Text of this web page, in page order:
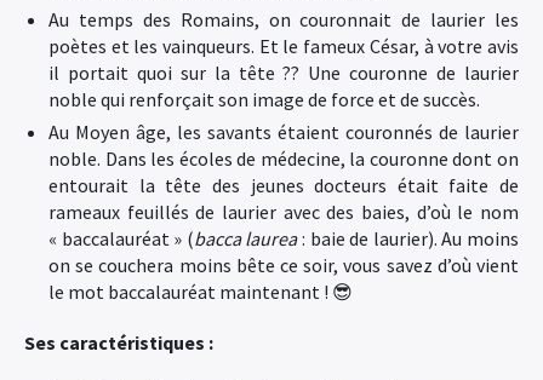
Au temps des Romains, on couronnait de laurier les
poètes et les vainqueurs. Et le fameux César, à votre avis
il portait quoi sur la tête ?? Une couronne de laurier
noble qui renforçait son image de force et de succès.
Au Moyen âge, les savants étaient couronnés de laurier
noble. Dans les écoles de médecine, la couronne dont on
entourait la tête des jeunes docteurs était faite de
rameaux feuillés de laurier avec des baies, d’où le nom
« baccalauréat » (bacca laurea: baie de laurier). Au moins
on se couchera moins bête ce soir, vous savez d’où vient
le mot baccalauréat maintenant ! 😎
Ses caractéristiques :